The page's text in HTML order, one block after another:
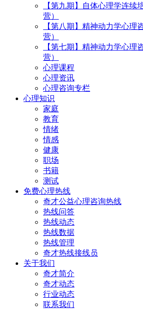
【第九期】自体心理学连续
营）
【第八期】精神动力学心理
营）
【第七期】精神动力学心理
营）
心理课程
心理资讯
心理咨询专栏
心理知识
家庭
教育
情绪
情感
健康
职场
书籍
测试
免费心理热线
奇才公益心理咨询热线
热线问答
热线动态
热线数据
热线管理
奇才热线接线员
关于我们
奇才简介
奇才动态
行业动态
联系我们